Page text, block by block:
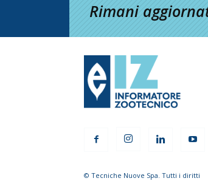
Rimani
© Tecniche Nuove Spa. Tutti i diritti